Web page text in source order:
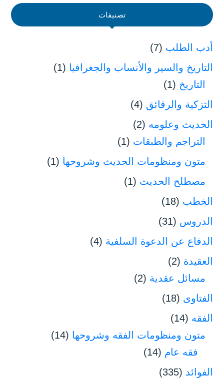
تصنيفات
أدب الطلب (7)
التاريخ والسير والأنساب والجغرافيا (1)
التاريخ (1)
التزكية والرقائق (4)
الحديث وعلومه (2)
التراجم والطبقات (1)
متون ومنظومات الحديث وشروحها (1)
مصطلح الحديث (1)
الخطب (18)
الدروس (31)
الدفاع عن الدعوة السلفية (4)
العقيدة (2)
مسائل عقدية (2)
الفتاوى (18)
الفقه (14)
متون ومنظومات الفقه وشروحها (14)
فقه عام (14)
الفوائد (335)